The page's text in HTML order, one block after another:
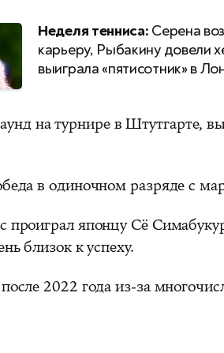
Неделя тенниса: Серена
карьеру, Рыбакину довели
выиграла «пятисотник» в
на турнире в Штутгарте,
в одиночном разряде с
проиграл японцу Сё
близок к успеху.
2022 года из-за